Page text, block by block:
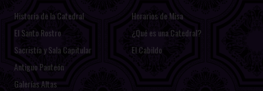
Historia de la Catedral
El Santo Rostro
Sacristía y Sala Capitular
Antiguo Panteón
Galerías Altas
Horarios de Misa
¿Qué es una Catedral?
El Cabildo